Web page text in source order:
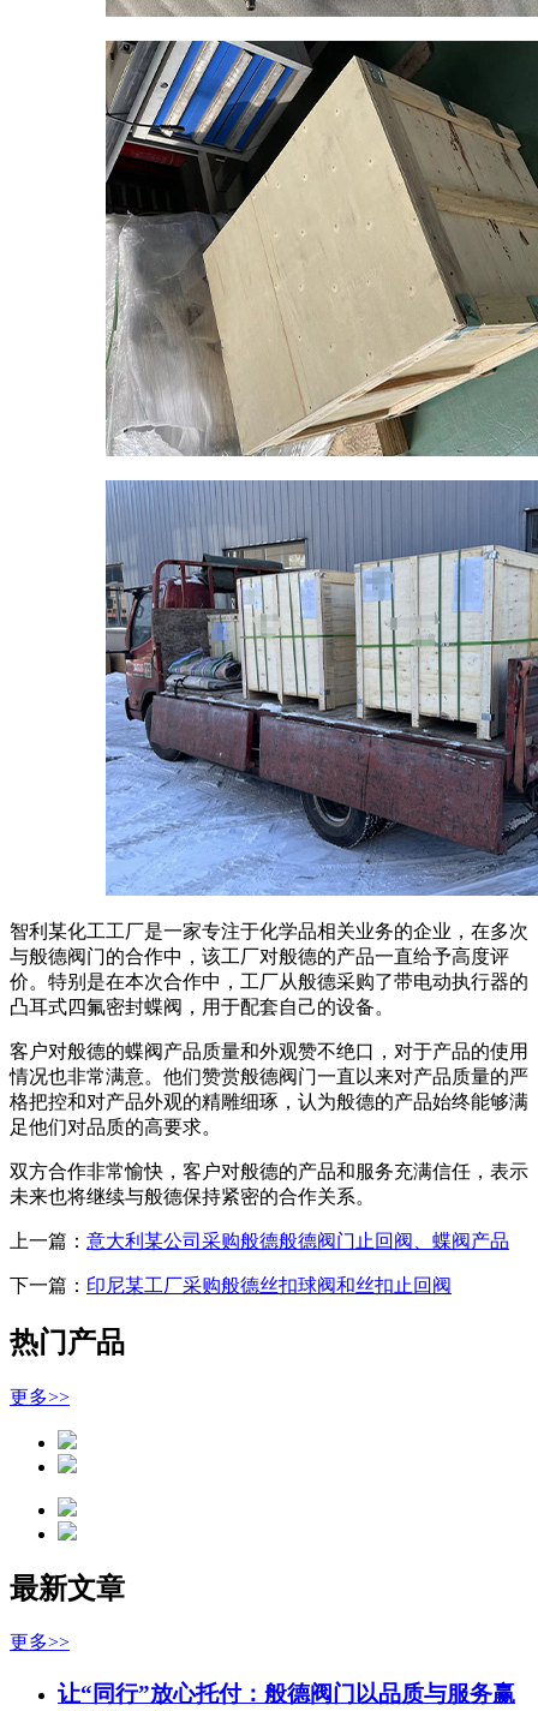
智利某化工工厂是一家专注于化学品相关业务的企业，在多次
与般德阀门的合作中，该工厂对般德的产品一直给予高度评
价。特别是在本次合作中，工厂从般德采购了带电动执行器的
凸耳式四氟密封蝶阀，用于配套自己的设备。
客户对般德的蝶阀产品质量和外观赞不绝口，对于产品的使用
情况也非常满意。他们赞赏般德阀门一直以来对产品质量的严
格把控和对产品外观的精雕细琢，认为般德的产品始终能够满
足他们对品质的高要求。
双方合作非常愉快，客户对般德的产品和服务充满信任，表示
未来也将继续与般德保持紧密的合作关系。
上一篇： 意大利某公司采购般德般德阀门止回阀、蝶阀产品
下一篇： 印尼某工厂采购般德丝扣球阀和丝扣止回阀
热门产品
更多>>
最新文章
更多>>
让“同行”放心托付：般德阀门以品质与服务赢